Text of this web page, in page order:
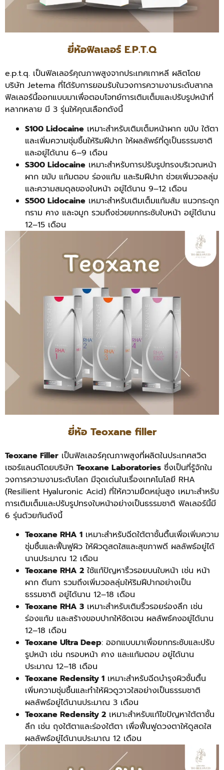
ยี่ห้อฟิลเลอร์ E.P.T.Q
e.p.t.q. เป็นฟิลเลอร์คุณภาพสูงจากประเทศเกาหลี ผลิตโดย
บริษัท Jetema ที่ได้รับการยอมรับในวงการความงามระดับสากล
ฟิลเลอร์นี้ออกแบบมาเพื่อตอบโจทย์การเติมเต็มและปรับรูปหน้าที่
หลากหลาย มี 3 รุ่นให้คุณเลือกดังนี้
S100 Lidocaine เหมาะสำหรับเติมเต็มหน้าผาก ขมับ ใต้ตา
และเพิ่มความชุ่มชื้นให้ริมฝีปาก ให้ผลลัพธ์ที่ดูเป็นธรรมชาติ
และอยู่ได้นาน 6–9 เดือน
S300 Lidocaine เหมาะสำหรับการปรับรูปทรงบริเวณหน้า
ผาก ขมับ แก้มตอบ ร่องแก้ม และริมฝีปาก ช่วยเพิ่มวอลลุ่ม
และความสมดุลของใบหน้า อยู่ได้นาน 9–12 เดือน
S500 Lidocaine เหมาะสำหรับเติมเต็มแก้มส้ม แนวกระดูก
กราม คาง และจมูก รวมถึงช่วยยกกระชับใบหน้า อยู่ได้นาน
12–15 เดือน
ยี่ห้อ Teoxane filler
Teoxane Filler เป็นฟิลเลอร์คุณภาพสูงที่ผลิตในประเทศสวิต
เซอร์แลนด์โดยบริษัท Teoxane Laboratories ซึ่งเป็นที่รู้จักใน
วงการความงามระดับโลก มีจุดเด่นในเรื่องเทคโนโลยี RHA
(Resilient Hyaluronic Acid) ที่ให้ความยืดหยุ่นสูง เหมาะสำหรับ
การเติมเต็มและปรับรูปทรงใบหน้าอย่างเป็นธรรมชาติ ฟิลเลอร์นี้มี
6 รุ่นด้วยกันดังนี้
Teoxane RHA 1 เหมาะสำหรับฉีดใต้ตาชั้นตื้นเพื่อเพิ่มความ
ชุ่มชื้นและฟื้นฟูผิว ให้ผิวดูสดใสและสุขภาพดี ผลลัพธ์อยู่ได้
นานประมาณ 12 เดือน
Teoxane RHA 2 ใช้แก้ปัญหาริ้วรอยบนใบหน้า เช่น หน้า
ผาก ตีนกา รวมถึงเพิ่มวอลลุ่มให้ริมฝีปากอย่างเป็น
ธรรมชาติ อยู่ได้นาน 12–18 เดือน
Teoxane RHA 3 เหมาะสำหรับเติมริ้วรอยร่องลึก เช่น
ร่องแก้ม และสร้างขอบปากให้ชัดเจน ผลลัพธ์คงอยู่ได้นาน
12–18 เดือน
Teoxane Ultra Deep: ออกแบบมาเพื่อยกกระชับและปรับ
รูปหน้า เช่น กรอบหน้า คาง และแก้มตอบ อยู่ได้นาน
ประมาณ 12–18 เดือน
Teoxane Redensity 1 เหมาะสำหรับฉีดบำรุงผิวชั้นตื้น
เพิ่มความชุ่มชื้นและทำให้ผิวดูวาวใสอย่างเป็นธรรมชาติ
ผลลัพธ์อยู่ได้นานประมาณ 3 เดือน
Teoxane Redensity 2 เหมาะสำหรับแก้ไขปัญหาใต้ตาชั้น
ลึก เช่น ถุงใต้ตาและร่องใต้ตา เพื่อฟื้นฟูดวงตาให้ดูสดใส
ผลลัพธ์อยู่ได้นานประมาณ 12 เดือน